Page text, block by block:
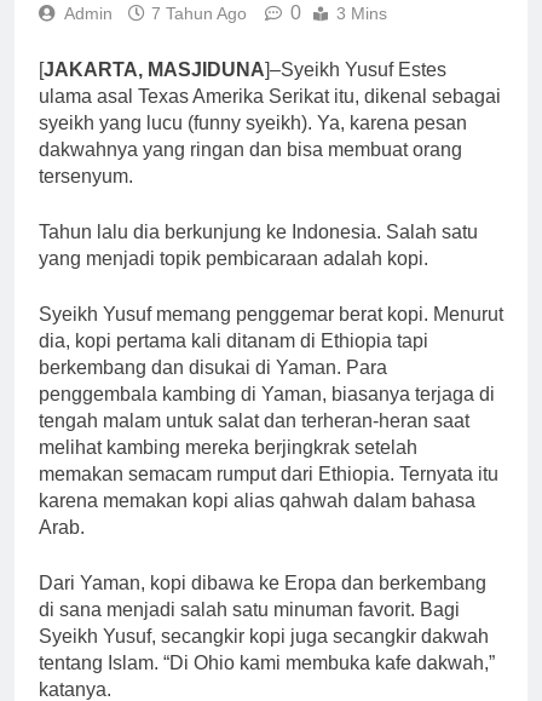
Admin 7 Tahun Ago 0 3 Mins
[JAKARTA, MASJIDUNA]–Syeikh Yusuf Estes
ulama asal Texas Amerika Serikat itu, dikenal sebagai
syeikh yang lucu (funny syeikh). Ya, karena pesan
dakwahnya yang ringan dan bisa membuat orang
tersenyum.
Tahun lalu dia berkunjung ke Indonesia. Salah satu
yang menjadi topik pembicaraan adalah kopi.
Syeikh Yusuf memang penggemar berat kopi. Menurut
dia, kopi pertama kali ditanam di Ethiopia tapi
berkembang dan disukai di Yaman. Para
penggembala kambing di Yaman, biasanya terjaga di
tengah malam untuk salat dan terheran-heran saat
melihat kambing mereka berjingkrak setelah
memakan semacam rumput dari Ethiopia. Ternyata itu
karena memakan kopi alias qahwah dalam bahasa
Arab.
Dari Yaman, kopi dibawa ke Eropa dan berkembang
di sana menjadi salah satu minuman favorit. Bagi
Syeikh Yusuf, secangkir kopi juga secangkir dakwah
tentang Islam. “Di Ohio kami membuka kafe dakwah,”
katanya.